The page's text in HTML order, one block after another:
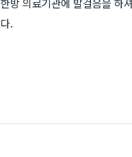
방 의료기관에 발걸음을 하셔
.